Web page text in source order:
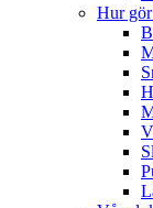
Hur